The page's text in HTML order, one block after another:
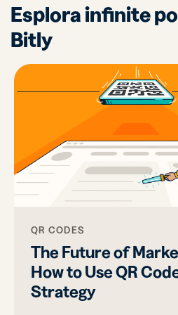
Esplora infinite
Bitly
QR CODES
The Future of
How to Use QR
Strategy